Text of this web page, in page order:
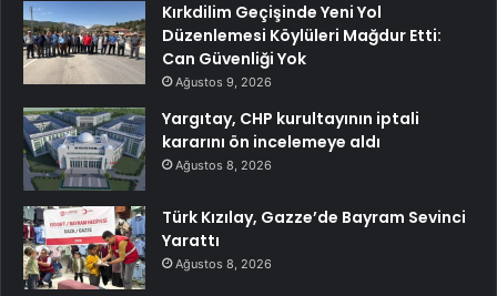
Kırkdilim Geçişinde Yeni Yol
Düzenlemesi Köylüleri Mağdur Etti:
Can Güvenliği Yok
Ağustos 9, 2026
Yargıtay, CHP kurultayının iptali
kararını ön incelemeye aldı
Ağustos 8, 2026
Türk Kızılay, Gazze’de Bayram Sevinci
Yarattı
Ağustos 8, 2026